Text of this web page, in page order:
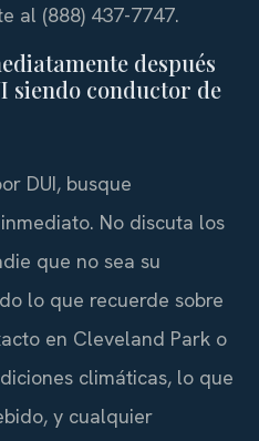
al (888) 437-7747.
después
siendo conductor de
DUI, busque
No discuta los
que no sea su
lo que recuerde sobre
en Cleveland Park o
climáticas, lo que
y cualquier